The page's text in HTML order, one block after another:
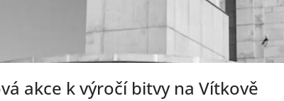
akce k výročí bitvy na Vítkově